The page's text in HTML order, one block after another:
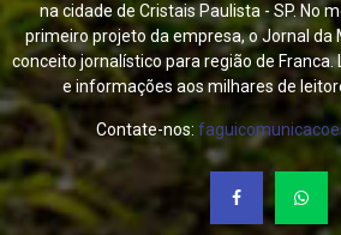
na cidade de Cristais Paulista - SP. No
primeiro projeto da empresa, o Jornal da
conceito jornalístico para região de
e informações aos milhares de
Contate-nos: